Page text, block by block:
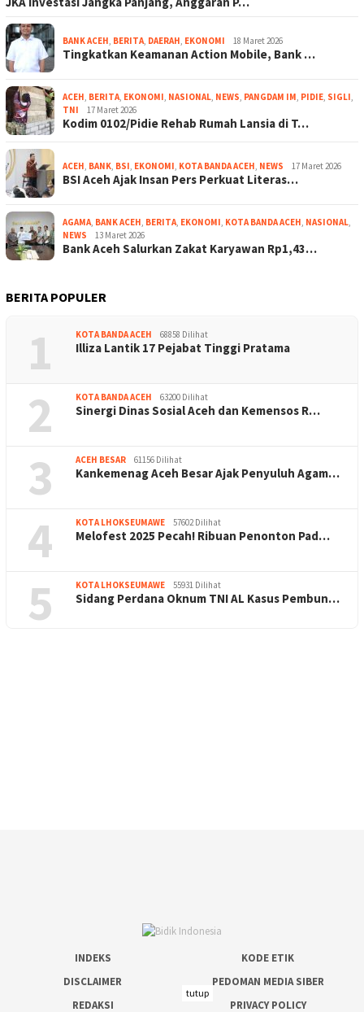
BANK ACEH, BERITA, DAERAH, EKONOMI 18 Maret 2026
Tingkatkan Keamanan Action Mobile, Bank …
ACEH, BERITA, EKONOMI, NASIONAL, NEWS, PANGDAM IM, PIDIE, SIGLI,
TNI
17 Maret 2026
Kodim 0102/Pidie Rehab Rumah Lansia di T…
ACEH, BANK, BSI, EKONOMI, KOTA BANDA ACEH, NEWS 17 Maret 2026
BSI Aceh Ajak Insan Pers Perkuat Literas…
AGAMA, BANK ACEH, BERITA, EKONOMI, KOTA BANDA ACEH, NASIONAL,
NEWS
13 Maret 2026
Bank Aceh Salurkan Zakat Karyawan Rp1,43…
BERITA POPULER
1 KOTA BANDA ACEH 68858 Dilihat
Illiza Lantik 17 Pejabat Tinggi Pratama
2 KOTA BANDA ACEH 63200 Dilihat
Sinergi Dinas Sosial Aceh dan Kemensos R…
3 ACEH BESAR 61156 Dilihat
Kankemenag Aceh Besar Ajak Penyuluh Agam…
4 KOTA LHOKSEUMAWE 57602 Dilihat
Melofest 2025 Pecah! Ribuan Penonton Pad…
5 KOTA LHOKSEUMAWE 55931 Dilihat
Sidang Perdana Oknum TNI AL Kasus Pembun…
INDEKS
KODE ETIK
DISCLAIMER
PEDOMAN MEDIA SIBER
REDAKSI
PRIVACY POLICY
tutup